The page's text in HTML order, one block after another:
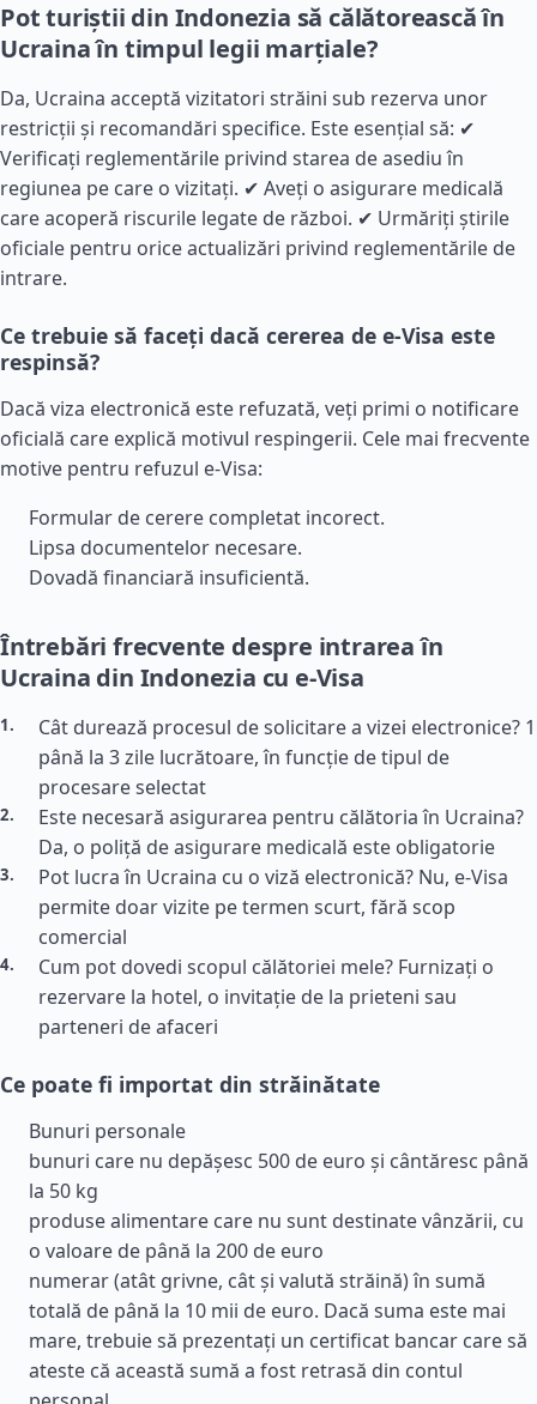
Pot turiștii din Indonezia să călătorească în
Ucraina în timpul legii marțiale?
Da, Ucraina acceptă vizitatori străini sub rezerva unor
restricții și recomandări specifice. Este esențial să: ✔
Verificați reglementările privind starea de asediu în
regiunea pe care o vizitați. ✔ Aveți o asigurare medicală
care acoperă riscurile legate de război. ✔ Urmăriți știrile
oficiale pentru orice actualizări privind reglementările de
intrare.
Ce trebuie să faceți dacă cererea de e-Visa este
respinsă?
Dacă viza electronică este refuzată, veți primi o notificare
oficială care explică motivul respingerii. Cele mai frecvente
motive pentru refuzul e-Visa:
Formular de cerere completat incorect.
Lipsa documentelor necesare.
Dovadă financiară insuficientă.
Întrebări frecvente despre intrarea în
Ucraina din Indonezia cu e-Visa
Cât durează procesul de solicitare a vizei electronice? 1
până la 3 zile lucrătoare, în funcție de tipul de
procesare selectat
Este necesară asigurarea pentru călătoria în Ucraina?
Da, o poliță de asigurare medicală este obligatorie
Pot lucra în Ucraina cu o viză electronică? Nu, e-Visa
permite doar vizite pe termen scurt, fără scop
comercial
Cum pot dovedi scopul călătoriei mele? Furnizați o
rezervare la hotel, o invitație de la prieteni sau
parteneri de afaceri
Ce poate fi importat din străinătate
Bunuri personale
bunuri care nu depășesc 500 de euro și cântăresc până
la 50 kg
produse alimentare care nu sunt destinate vânzării, cu
o valoare de până la 200 de euro
numerar (atât grivne, cât și valută străină) în sumă
totală de până la 10 mii de euro. Dacă suma este mai
mare, trebuie să prezentați un certificat bancar care să
ateste că această sumă a fost retrasă din contul